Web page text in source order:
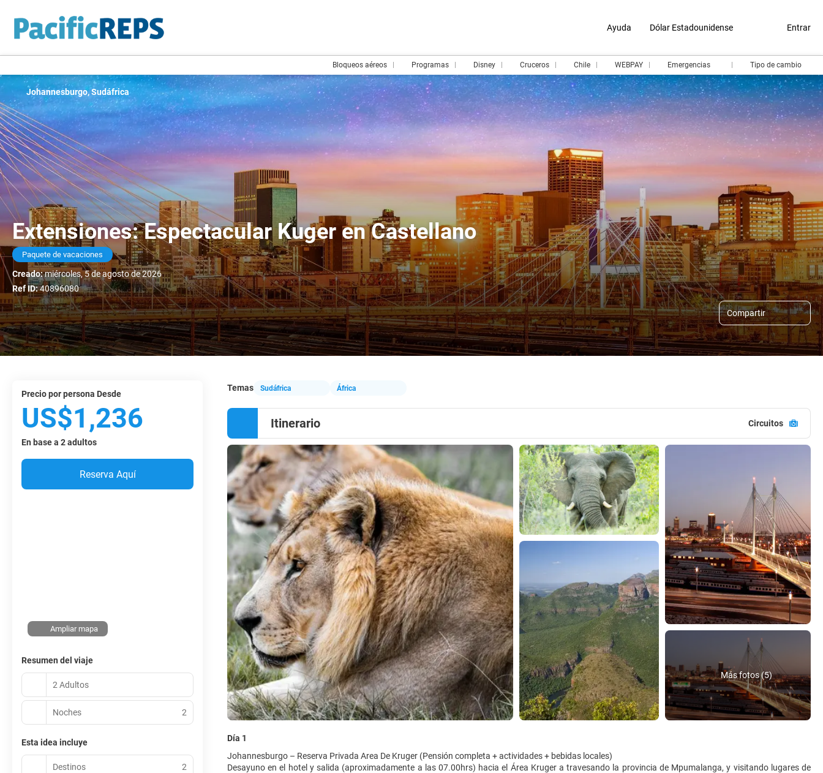
Ayuda Dólar Estadounidense Entrar
Bloqueos aéreos Programas Disney Cruceros Chile WEBPAY Emergencias Tipo de cambio
Extensiones: Espectacular Kuger en Castellano
Paquete de vacaciones
Creado:miércoles, 5 de agosto de 2026
Ref ID:40896080
Compartir
Johannesburgo, Sudáfrica
Temas Sudáfrica África
Itinerario Circuitos
Más fotos (5)
Día 1
Johannesburgo – Reserva Privada Area De Kruger (Pensión completa + actividades + bebidas locales)
Desayuno en el hotel y salida (aproximadamente a las 07.00hrs) hacia el Área Kruger a travesando la provincia de Mpumalanga, y visitando lugares de
precio por persona Desde
US$1,236
En base a 2 adultos
Reserva Aquí
Ampliar mapa
Resumen del viaje
2 Adultos
Noches 2
Esta idea incluye
Destinos 2